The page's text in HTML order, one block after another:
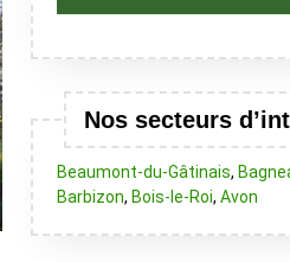
Nos secteurs
Beaumont-du-Gâtinais,
Barbizon, Bois-le-Roi, Avon